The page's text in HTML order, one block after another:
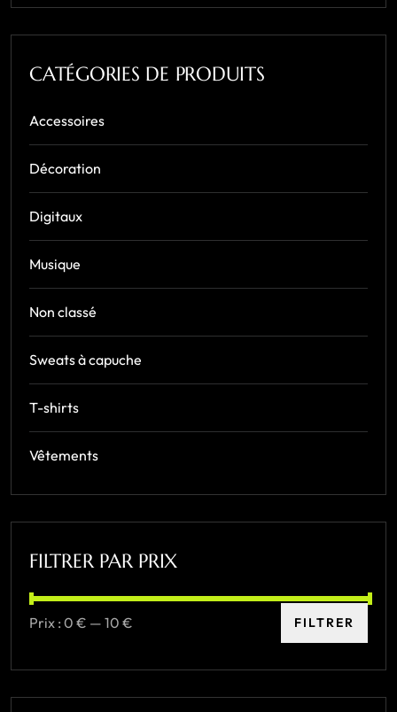
CATÉGORIES DE PRODUITS
Accessoires
Décoration
Digitaux
Musique
Non classé
Sweats à capuche
T-shirts
Vêtements
FILTRER PAR PRIX
FILTRER
Prix : 0 € — 10 €